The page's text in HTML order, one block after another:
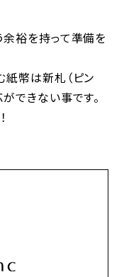
裕を持って準備を
幣は新札（ピン
できない事です。